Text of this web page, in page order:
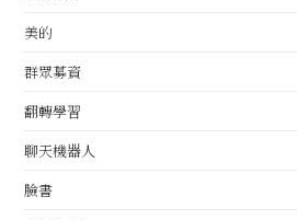
美的
群眾募資
翻轉學習
聊天機器人
臉書